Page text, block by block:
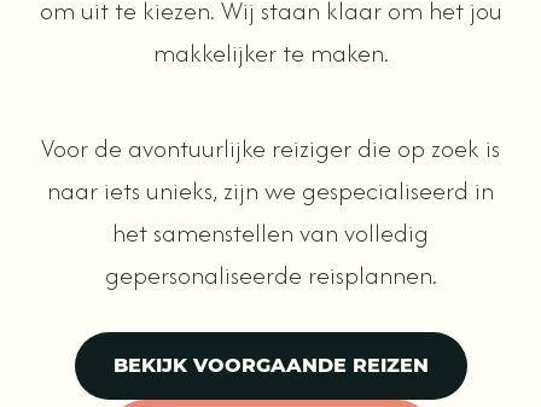
om uit te kiezen. Wij staan klaar om het jou
makkelijker te maken.
Voor de avontuurlijke reiziger die op zoek is
naar iets unieks, zijn we gespecialiseerd in
het samenstellen van volledig
gepersonaliseerde reisplannen.
BEKIJK VOORGAANDE REIZEN